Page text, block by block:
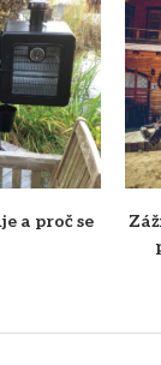
a proč se